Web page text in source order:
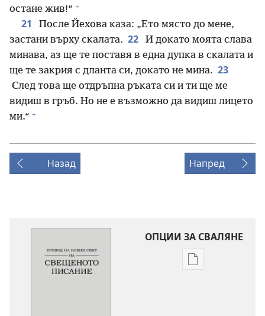
остане жив!“ +
21
После Йехова каза: „Ето място до мене,
застани върху скалата. 22
И докато моята слава
минава, аз ще те поставя в една дупка в скалата и
ще те закрия с дланта си, докато не мина. 23
След това ще отдръпна ръката си и ти ще ме
видиш в гръб. Но не е възможно да видиш лицето
ми.“ +
Назад Напред
ОПЦИИ ЗА СВАЛЯНЕ
Опции